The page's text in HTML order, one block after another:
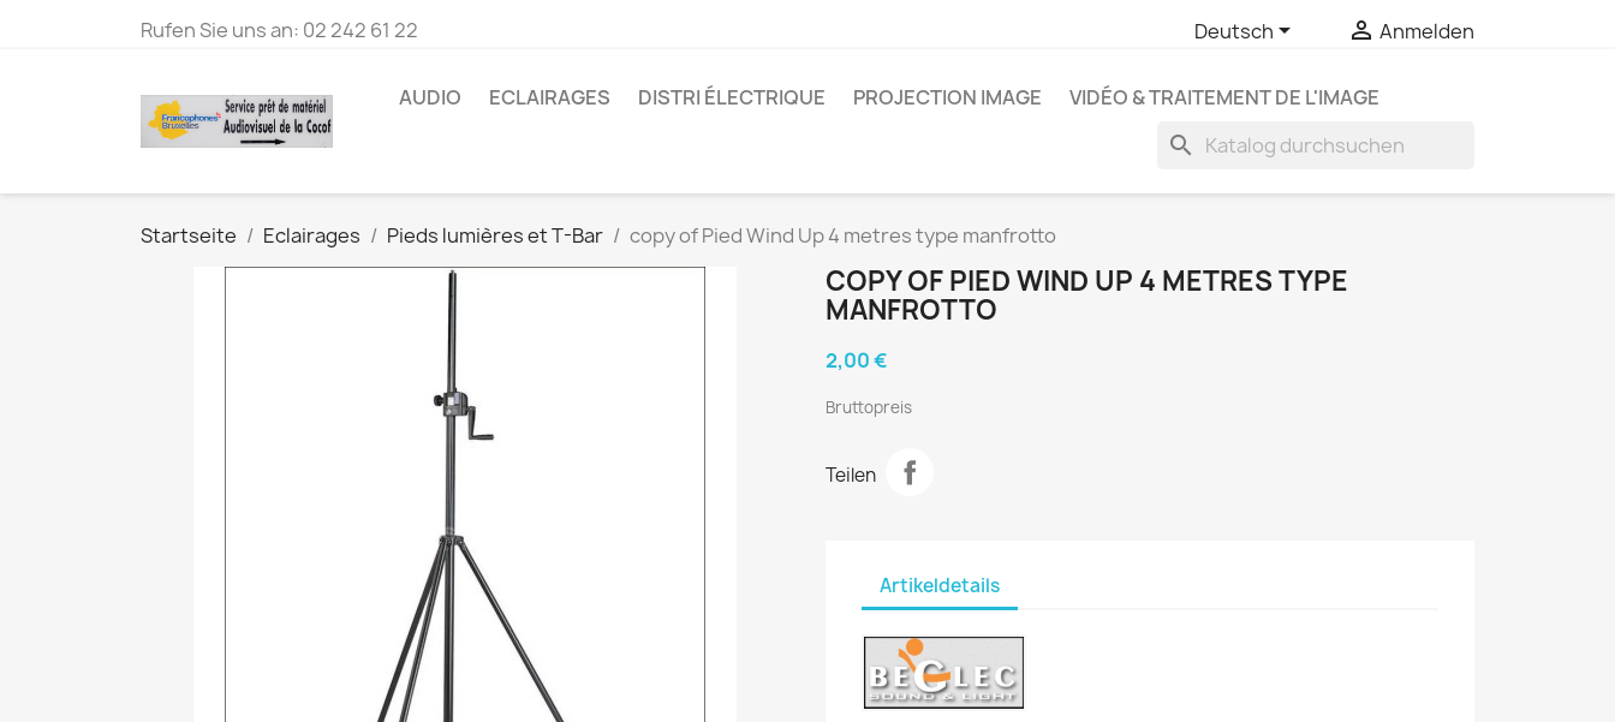
Rufen Sie uns an: 02 242 61 22 Deutsch  Anmelden
AUDIO ECLAIRAGES DISTRI ÉLECTRIQUE PROJECTION IMAGE VIDÉO & TRAITEMENT DE L'IMAGE
search
Startseite Eclairages Pieds lumières et T-Bar copy of Pied Wind Up 4 metres type manfrotto
COPY OF PIED WIND UP 4 METRES TYPE
MANFROTTO
2,00 €
Bruttopreis
Teilen
Artikeldetails